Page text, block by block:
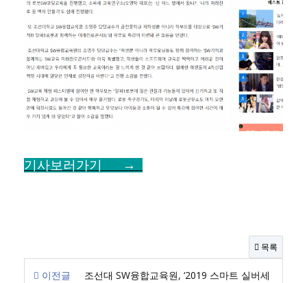
기사보러가기 →
목록
이전글
조선대 SW융합교육원, ‘2019 스마트 실버세